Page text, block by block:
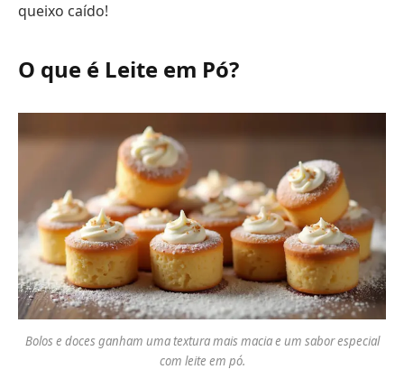
queixo caído!
O que é Leite em Pó?
Bolos e doces ganham uma textura mais macia e um sabor especial
com leite em pó.